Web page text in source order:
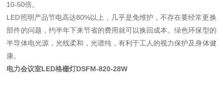
10-50倍。
LED照明产品节电高达80%以上，几乎是免维护，不存在要经常更换
部件的问题，约半年下来节省的费用就可以换回成本。绿色环保型的
半导体电光源，光线柔和，光谱纯，有利于工人的视力保护及身体健
康。
电力会议室LED格栅灯DSFM-820-28W